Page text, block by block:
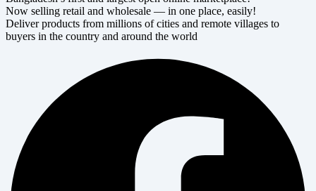
Now selling retail and wholesale — in one place, easily!
Deliver products from millions of cities and remote villages to
buyers in the country and around the world